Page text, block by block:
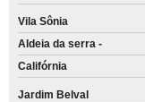
Vila Sônia
Aldeia da serra -
Califórnia
Jardim Belval